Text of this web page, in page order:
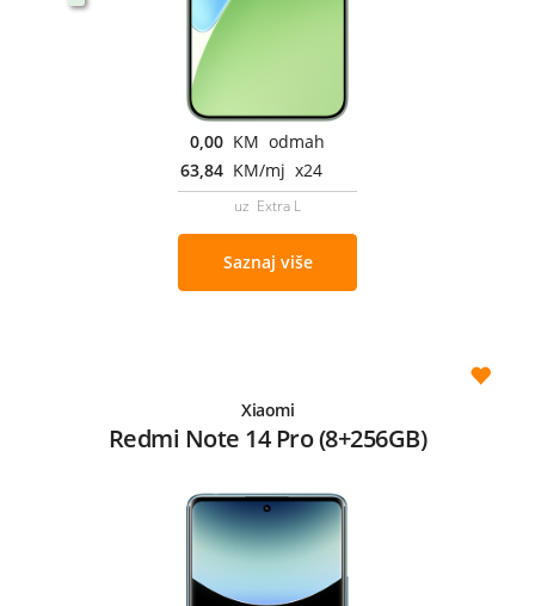
0,00 KM odmah
63,84 KM/mj x24
uz Extra L
Saznaj više
Xiaomi
Redmi Note 14 Pro (8+256GB)